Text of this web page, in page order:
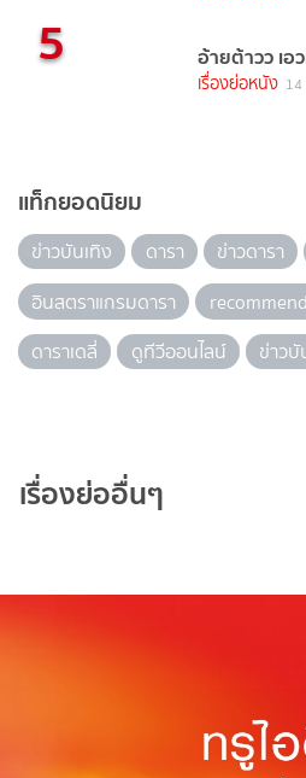
5 อ้ายต้าวว เอ
เรื่องย่อหนัง 14
แท็กยอดนิยม
ข่าวบันเทิง ดารา ข่าวดารา
อินสตราแกรมดารา
ดาราเดลี่
ดูทีวีออนไลน์ ข่าว
เรื่องย่ออื่นๆ